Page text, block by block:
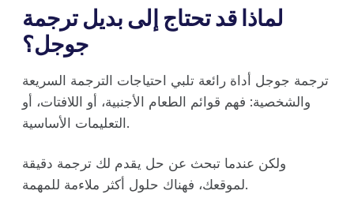
لماذا قد تحتاج إلى بديل ترجمة
جوجل؟
ترجمة جوجل أداة رائعة تلبي احتياجات الترجمة السريعة
والشخصية: فهم قوائم الطعام الأجنبية، أو اللافتات، أو
التعليمات الأساسية.
ولكن عندما تبحث عن حل يقدم لك ترجمة دقيقة
لموقعك، فهناك حلول أكثر ملاءمة للمهمة.